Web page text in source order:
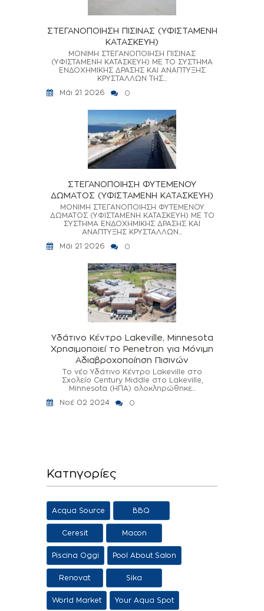
ΣΤΕΓΑΝΟΠΟΙΗΣΗ ΠΙΣΙΝΑΣ (ΥΦΙΣΤΑΜΕΝΗ
ΚΑΤΑΣΚΕΥΗ)
ΜΟΝΙΜΗ ΣΤΕΓΑΝΟΠΟΙΗΣΗ ΠΙΣΙΝΑΣ
(ΥΦΙΣΤΑΜΕΝΗ ΚΑΤΑΣΚΕΥΗ) ΜΕ ΤΟ ΣΥΣΤΗΜΑ
ΕΝΔΟΧΗΜΙΚΗΣ ΔΡΑΣΗΣ ΚΑΙ ΑΝΑΠΤΥΞΗΣ
ΚΡΥΣΤΑΛΛΩΝ ΤΗΣ...
Μάι 21 2026
0
ΣΤΕΓΑΝΟΠΟΙΗΣΗ ΦΥΤΕΜΕΝΟΥ
ΔΩΜΑΤΟΣ (ΥΦΙΣΤΑΜΕΝΗ ΚΑΤΑΣΚΕΥΗ)
ΜΟΝΙΜΗ ΣΤΕΓΑΝΟΠΟΙΗΣΗ ΦΥΤΕΜΕΝΟΥ
ΔΩΜΑΤΟΣ (ΥΦΙΣΤΑΜΕΝΗ ΚΑΤΑΣΚΕΥΗ) ΜΕ ΤΟ
ΣΥΣΤΗΜΑ ΕΝΔΟΧΗΜΙΚΗΣ ΔΡΑΣΗΣ ΚΑΙ
ΑΝΑΠΤΥΞΗΣ ΚΡΥΣΤΑΛΛΩΝ...
Μάι 21 2026
0
Υδάτινο Κέντρο Lakeville, Minnesota
Χρησιμοποιεί το Penetron για Μόνιμη
Αδιαβροχοποίηση Πισινών
Το νέο Υδάτινο Κέντρο Lakeville στο
Σχολείο Century Middle στο Lakeville,
Minnesota (ΗΠΑ) ολοκληρώθηκε...
Νοέ 02 2024
0
Κατηγορίες
Acqua Source BBQ
Ceresit Macon
Piscina Oggi Pool About Salon
Renovat Sika
World Market Your Aqua Spot